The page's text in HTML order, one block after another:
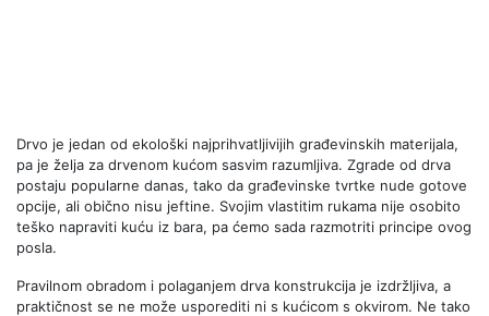
Drvo je jedan od ekološki najprihvatljivijih građevinskih materijala,
pa je želja za drvenom kućom sasvim razumljiva. Zgrade od drva
postaju popularne danas, tako da građevinske tvrtke nude gotove
opcije, ali obično nisu jeftine. Svojim vlastitim rukama nije osobito
teško napraviti kuću iz bara, pa ćemo sada razmotriti principe ovog
posla.
Pravilnom obradom i polaganjem drva konstrukcija je izdržljiva, a
praktičnost se ne može usporediti ni s kućicom s okvirom. Ne tako